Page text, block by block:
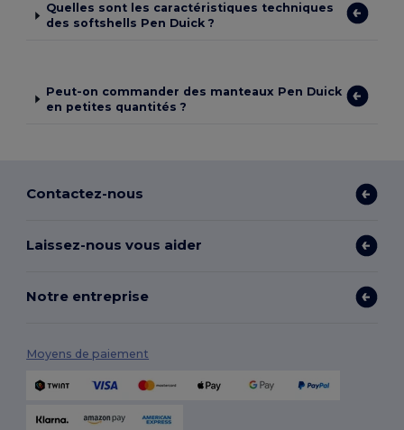
Quelles sont les caractéristiques techniques
des softshells Pen Duick ?
Peut-on commander des manteaux Pen Duick
en petites quantités ?
Contactez-nous
Laissez-nous vous aider
Notre entreprise
Moyens de paiement